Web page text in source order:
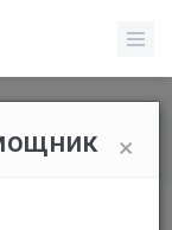
РФ (стр. 1) ×